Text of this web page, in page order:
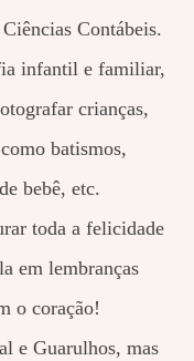
Contábeis.
infantil e familiar,
crianças,
batismos,
bebê, etc.
toda a felicidade
em lembranças
o coração!
e Guarulhos, mas